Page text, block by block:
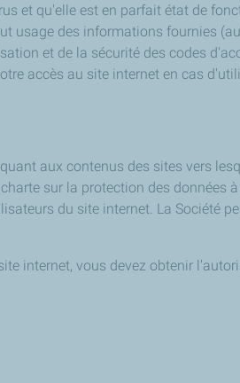
et qu'elle est en parfait état de
usage des informations fournies
et de la sécurité des codes
accès au site internet en cas
aux contenus des sites vers
sur la protection des données
du site internet. La Société
internet, vous devez obtenir